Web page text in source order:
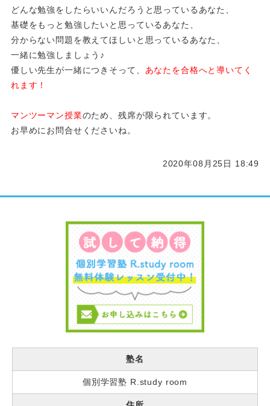
どんな勉強をしたらいいんだろうと思っているあなた、
基礎をもっと勉強したいと思っているあなた、
分からない問題を教えてほしいと思っているあなた、
一緒に勉強しましょう♪
優しい先生が一緒につきそって、 あなたを合格へと導いてく
れます！
マンツーマン授業のため、残席が限られています。
お早めにお問合せくださいね。
2020年08月25日 18:49
塾名
個別学習塾 R.study room